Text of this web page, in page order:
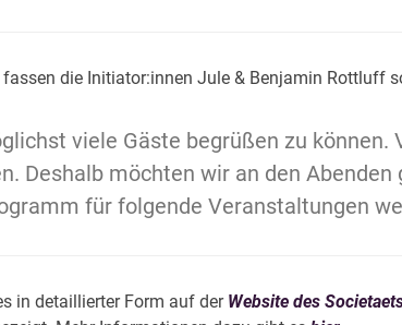
die Initiator:innen Jule & Benjamin Rottluff
viele Gäste begrüßen zu können.
Deshalb möchten wir an den
für folgende Veranstaltungen
in detaillierter Form auf der Website des